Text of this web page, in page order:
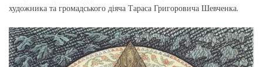
художника та громадського діяча Тараса Григоровича Шевченка.